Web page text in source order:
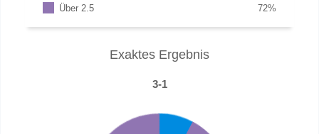
Über 2.5
%
72
Exaktes Ergebnis
3-1